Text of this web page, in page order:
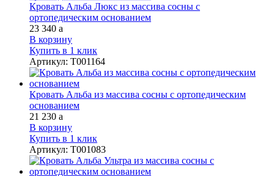
Кровать Альба Люкс из массива сосны с
ортопедическим основанием
23 340 a
В корзину
Купить в 1 клик
Артикул: Т001164
Кровать Альба из массива сосны с ортопедическим
основанием
21 230 a
В корзину
Купить в 1 клик
Артикул: Т001083